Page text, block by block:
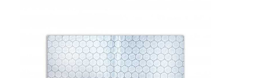
เกี่ยวกับเรา